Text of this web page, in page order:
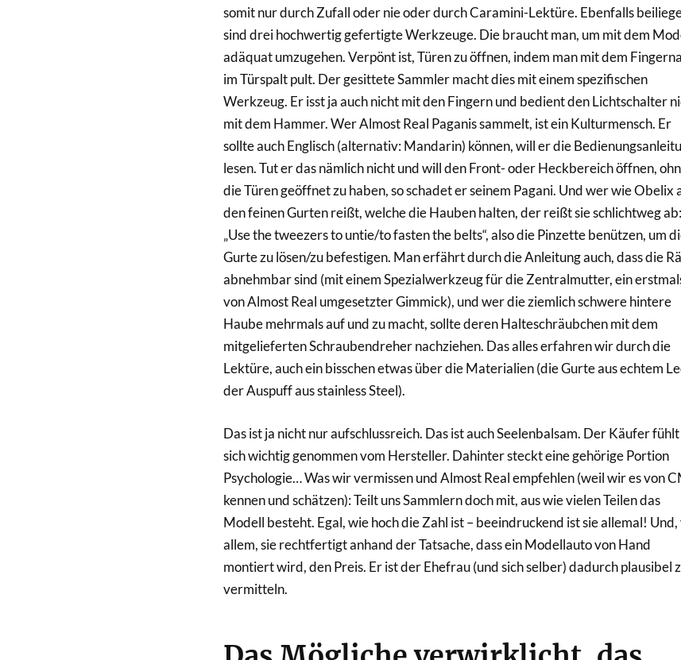
somit nur durch Zufall oder nie oder durch Caramini-Lektüre. Ebenfalls
sind drei hochwertig gefertigte Werkzeuge. Die braucht man, um mit dem
adäquat umzugehen. Verpönt ist, Türen zu öffnen, indem man mit dem
im Türspalt pult. Der gesittete Sammler macht dies mit einem spezifischen
Werkzeug. Er isst ja auch nicht mit den Fingern und bedient den Lichtschalter
mit dem Hammer. Wer Almost Real Paganis sammelt, ist ein Kulturmensch. Er
sollte auch Englisch (alternativ: Mandarin) können, will er die
lesen. Tut er das nämlich nicht und will den Front- oder Heckbereich öffnen,
die Türen geöffnet zu haben, so schadet er seinem Pagani. Und wer wie Obelix
den feinen Gurten reißt, welche die Hauben halten, der reißt sie schlichtweg ab:
„Use the tweezers to untie/to fasten the belts“, also die Pinzette benützen, um
Gurte zu lösen/zu befestigen. Man erfährt durch die Anleitung auch, dass die
abnehmbar sind (mit einem Spezialwerkzeug für die Zentralmutter, ein
von Almost Real umgesetzter Gimmick), und wer die ziemlich schwere hintere
Haube mehrmals auf und zu macht, sollte deren Halteschräubchen mit dem
mitgelieferten Schraubendreher nachziehen. Das alles erfahren wir durch die
Lektüre, auch ein bisschen etwas über die Materialien (die Gurte aus echtem
der Auspuff aus stainless Steel).
Das ist ja nicht nur aufschlussreich. Das ist auch Seelenbalsam. Der Käufer fühlt
sich wichtig genommen vom Hersteller. Dahinter steckt eine gehörige Portion
Psychologie… Was wir vermissen und Almost Real empfehlen (weil wir es von
kennen und schätzen): Teilt uns Sammlern doch mit, aus wie vielen Teilen das
Modell besteht. Egal, wie hoch die Zahl ist – beeindruckend ist sie allemal!
allem, sie rechtfertigt anhand der Tatsache, dass ein Modellauto von Hand
montiert wird, den Preis. Er ist der Ehefrau (und sich selber) dadurch plausibel
vermitteln.